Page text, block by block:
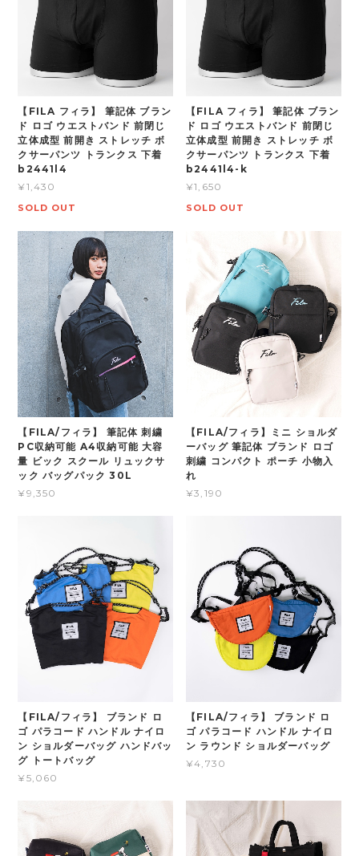
【FILA フィラ】 筆記体 ブラン
ド ロゴ ウエストバンド 前閉じ
立体成型 前開き ストレッチ ボ
クサーパンツ トランクス 下着
b2441l4
¥1,430
SOLD OUT
【FILA フィラ】 筆記体 ブラン
ド ロゴ ウエストバンド 前閉じ
立体成型 前開き ストレッチ ボ
クサーパンツ トランクス 下着
b2441l4-k
¥1,650
SOLD OUT
【FILA/フィラ】 筆記体 刺繍
PC収納可能 A4収納可能 大容
量 ビック スクール リュックサ
ック バッグパック 30L
¥9,350
【FILA/フィラ】ミニ ショルダ
ーバッグ 筆記体 ブランド ロゴ
刺繍 コンパクト ポーチ 小物入
れ
¥3,190
【FILA/フィラ】 ブランド ロ
ゴ パラコード ハンドル ナイロ
ン ショルダーバッグ ハンドバッ
グ トートバッグ
¥5,060
【FILA/フィラ】 ブランド ロ
ゴ パラコード ハンドル ナイロ
ン ラウンド ショルダーバッグ
¥4,730